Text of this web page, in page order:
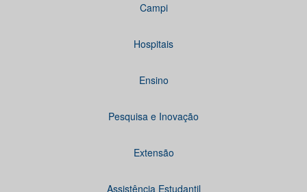
Campi
Hospitais
Ensino
Pesquisa e Inovação
Extensão
Assistência Estudantil